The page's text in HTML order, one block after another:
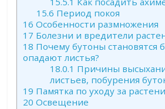
15.6 Период покоя
16 Особенности размножения
17 Болезни и вредители
18 Почему бутоны становятся
опадают листья?
18.0.1 Причины
листьев, побурения
19 Памятка по уходу за
20 Освещение